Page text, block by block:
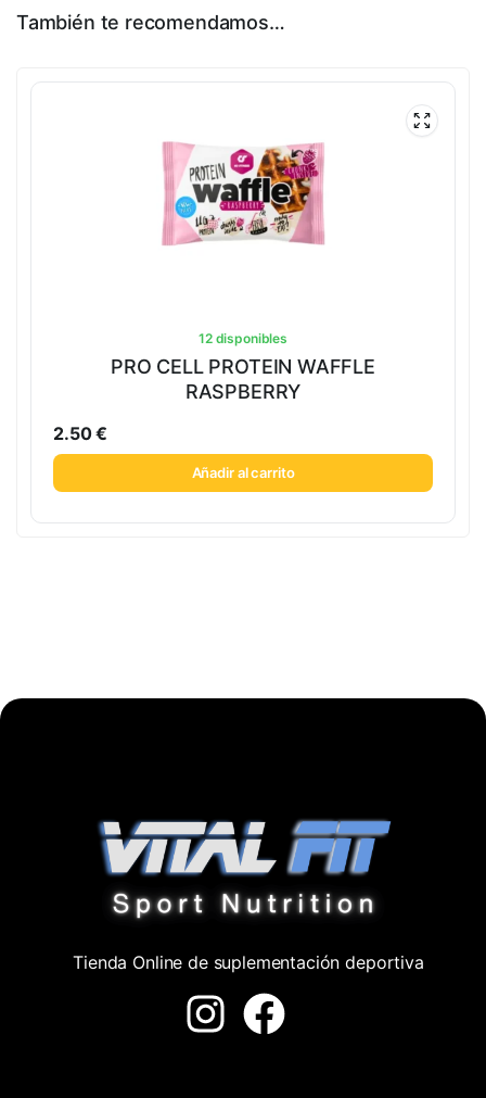
También te recomendamos…
12 disponibles
PRO CELL PROTEIN WAFFLE
RASPBERRY
2.50€
Añadir al carrito
Tienda Online de suplementación deportiva